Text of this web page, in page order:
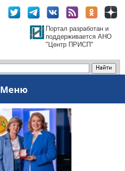
Портал разработан и
поддерживается АНО
"Центр ПРИСП"
Меню